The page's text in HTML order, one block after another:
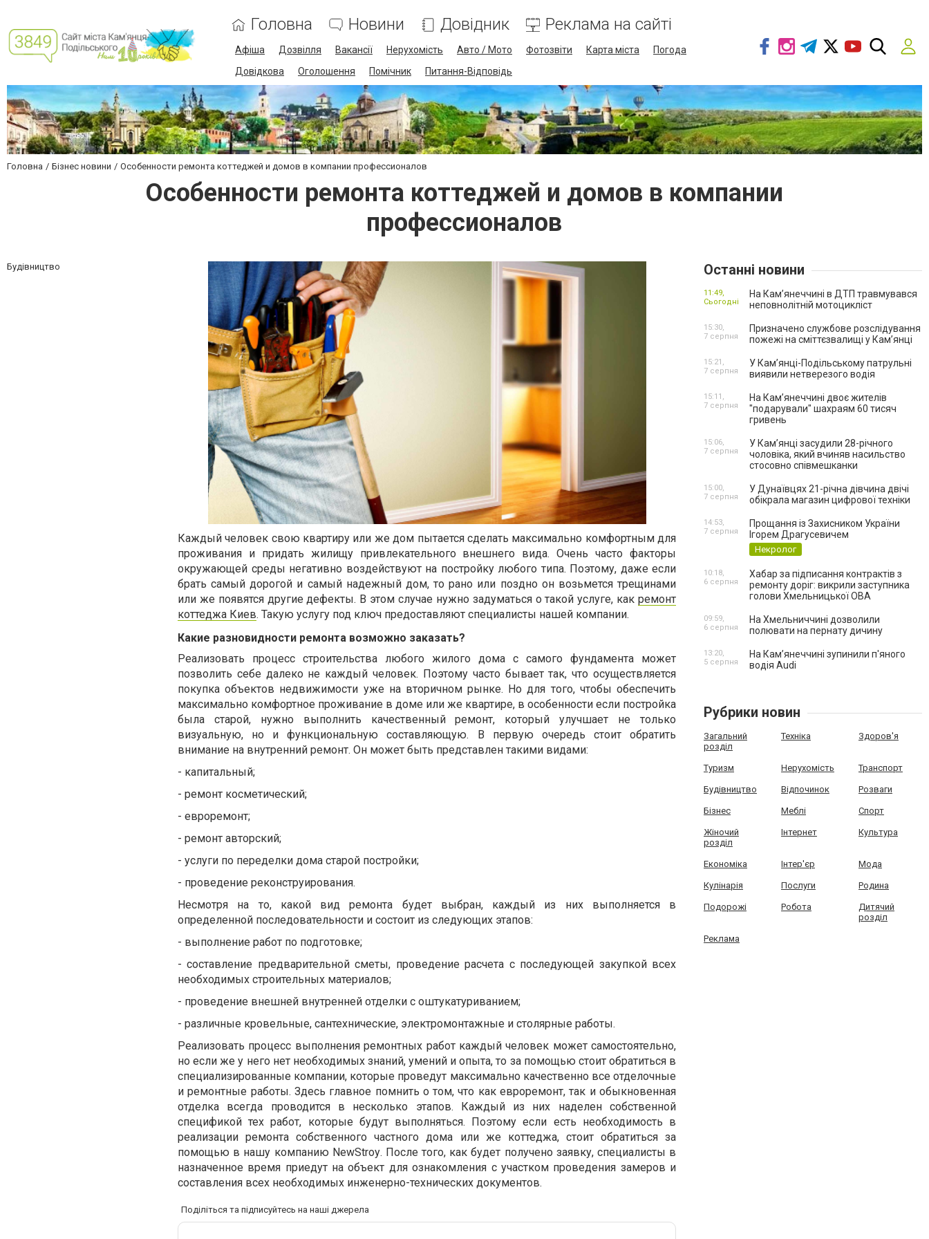
Головна Новини Довідник Реклама на сайті
Афіша Дозвілля Вакансії Нерухомість Авто / Мото Фотозвіти Карта міста
Погода
Довідкова
Оголошення Помічник Питання-Відповідь
Головна Бізнес новини Особенности ремонта коттеджей и домов в компании профессионалов
Особенности ремонта коттеджей и домов в компании
профессионалов
Будівництво
Каждый человек свою квартиру или же дом пытается сделать максимально комфортным для
проживания и придать жилищу привлекательного внешнего вида. Очень часто факторы
окружающей среды негативно воздействуют на постройку любого типа. Поэтому, даже если
брать самый дорогой и самый надежный дом, то рано или поздно он возьмется трещинами
или же появятся другие дефекты. В этом случае нужно задуматься о такой услуге, как ремонт
коттеджа Киев. Такую услугу под ключ предоставляют специалисты нашей компании.
Какие разновидности ремонта возможно заказать?
Реализовать процесс строительства любого жилого дома с самого фундамента может
позволить себе далеко не каждый человек. Поэтому часто бывает так, что осуществляется
покупка объектов недвижимости уже на вторичном рынке. Но для того, чтобы обеспечить
максимально комфортное проживание в доме или же квартире, в особенности если постройка
была старой, нужно выполнить качественный ремонт, который улучшает не только
визуальную, но и функциональную составляющую. В первую очередь стоит обратить
внимание на внутренний ремонт. Он может быть представлен такими видами:
- капитальный;
- ремонт косметический;
- евроремонт;
- ремонт авторский;
- услуги по переделки дома старой постройки;
- проведение реконструирования.
Несмотря на то, какой вид ремонта будет выбран, каждый из них выполняется в
определенной последовательности и состоит из следующих этапов:
- выполнение работ по подготовке;
-составление предварительной сметы, проведение расчета с последующей закупкой всех
необходимых строительных материалов;
- проведение внешней внутренней отделки с оштукатуриванием;
- различные кровельные, сантехнические, электромонтажные и столярные работы.
Реализовать процесс выполнения ремонтных работ каждый человек может самостоятельно,
но если же у него нет необходимых знаний, умений и опыта, то за помощью стоит обратиться в
специализированные компании, которые проведут максимально качественно все отделочные
и ремонтные работы. Здесь главное помнить о том, что как евроремонт, так и обыкновенная
отделка всегда проводится в несколько этапов. Каждый из них наделен собственной
спецификой тех работ, которые будут выполняться. Поэтому если есть необходимость в
реализации ремонта собственного частного дома или же коттеджа, стоит обратиться за
помощью в нашу компанию NewStroy. После того, как будет получено заявку, специалисты в
назначенное время приедут на объект для ознакомления с участком проведения замеров и
составления всех необходимых инженерно-технических документов.
Поділіться та підписуйтесь на наші джерела
Останні новини
На Кам’янеччині в ДТП травмувався
неповнолітній мотоцикліст
11:49,
Сьогодні
Призначено службове розслідування
пожежі на сміттєзвалищі у Кам’янці
15:30,
7 серпня
У Кам’янці-Подільському патрульні
виявили нетверезого водія
15:21,
7 серпня
На Камʼянеччині двоє жителів
"подарували" шахраям 60 тисяч
гривень
15:11,
7 серпня
У Камʼянці засудили 28-річного
чоловіка, який вчиняв насильство
стосовно співмешканки
15:06,
7 серпня
У Дунаївцях 21-річна дівчина двічі
обікрала магазин цифрової техніки
15:00,
7 серпня
Прощання із Захисником України
Ігорем Драгусевичем
Некролог
14:53,
7 серпня
Хабар за підписання контрактів з
ремонту доріг: викрили заступника
голови Хмельницької ОВА
10:18,
6 серпня
На Хмельниччині дозволили
полювати на пернату дичину
09:59,
6 серпня
На Камʼянеччині зупинили п'яного
водія Audi
13:20,
5 серпня
Рубрики новин
Загальний
розділ
Техніка Здоров'я
Туризм Нерухомість Транспорт
Будівництво Відпочинок Розваги
Бізнес Меблі Спорт
Жіночий
розділ
Інтернет Культура
Економіка Інтер'єр Мода
Кулінарія Послуги Родина
Подорожі Робота
Дитячий
розділ
Реклама